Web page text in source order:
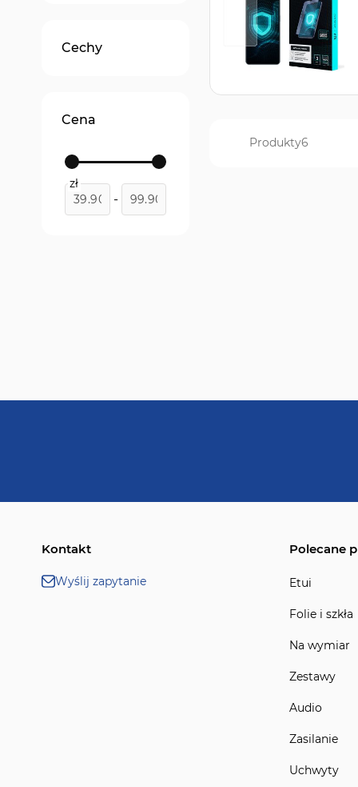
Produkty6
ARC+
Cechy
Cena
zł
-
Kontakt
Wyślij zapytanie
Polecane
Etui
Folie i szkła
Na wymiar
Zestawy
Audio
Zasilanie
Uchwyty